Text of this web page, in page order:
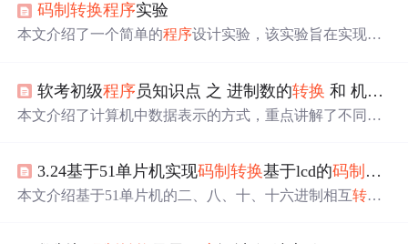
码制转换程序实验
本文介绍了一个简单的程序设计实验，该实验旨在实现AS
储。软考初级程序员知识点 之 进制数的转换 和 机器数和
本文介绍了计算机中数据表示的方式，重点讲解了不同进
原码、反码、补码和移码的表示方法，强调了符号位的作
用以及负数在各种 码制 中的表示方式。
3.24基于51单片机实现码制转换基于lcd的码制 转换
本文介绍基于51单片机的二、八、十、十六进制相互转换